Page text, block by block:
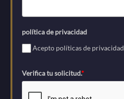
política de privacidad
Acepto políticas de privacidad
Verifica tu solicitud.*